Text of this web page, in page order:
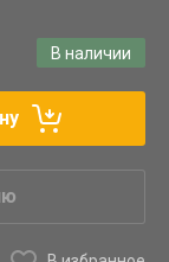
В наличии